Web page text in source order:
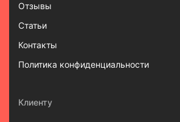
Отзывы
Статьи
Контакты
Политика конфиденциальности
Клиенту